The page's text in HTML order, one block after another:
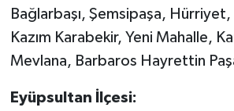
Bağlarbaşı, Şemsipaşa,
Kazım Karabekir, Yeni Mahalle,
Mevlana, Barbaros Hayrettin
Eyüpsultan İlçesi: